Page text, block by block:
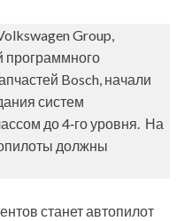
Group,
программного
Bosch, начали
систем
до 4‑го уровня. На
должны
станет автопилот